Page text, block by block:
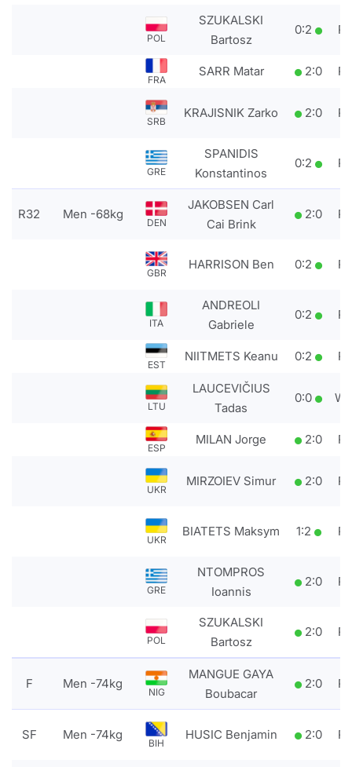
POL
SZUKALSKI
Bartosz
0:2
FRA
SARR Matar 2:0
SRB
KRAJISNIK Zarko 2:0
GRE
SPANIDIS
Konstantinos
0:2
R32 Men -68kg
DEN
JAKOBSEN Carl
Cai Brink
2:0
GBR
HARRISON Ben 0:2
ITA
ANDREOLI
Gabriele
0:2
EST
NIITMETS Keanu 0:2
LTU
LAUCEVIČIUS
Tadas
0:0
ESP
MILAN Jorge 2:0
UKR
MIRZOIEV Simur 2:0
UKR
BIATETS Maksym 1:2
GRE
NTOMPROS
Ioannis
2:0
POL
SZUKALSKI
Bartosz
2:0
F Men -74kg
NIG
MANGUE GAYA
Boubacar
2:0
SF Men -74kg
BIH
HUSIC Benjamin 2:0